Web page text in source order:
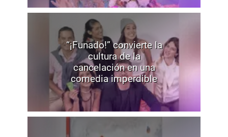
“¡Funado!” convierte la
cultura de la
cancelación en una
comedia imperdible